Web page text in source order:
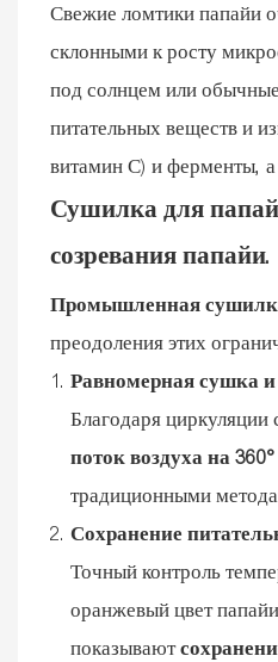
Свежие ломтики папайи
склонными к росту
под солнцем или
питательных веществ и
витамин С) и ферменты, а
Сушилка для
созревания папайи.
Промышленная
преодоления этих
Равномерная сушка
Благодаря циркуляции
поток воздуха на 360°
традиционными
Сохранение
Точный контроль
оранжевый цвет
показывают